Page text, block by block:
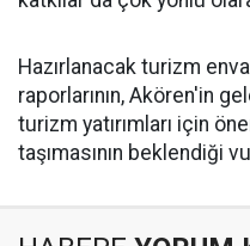
Hazırlanacak turizm
raporlarının, Akören'in
turizm yatırımları için
taşımasının beklendiği